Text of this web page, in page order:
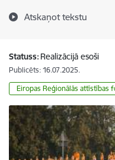
Atskaņot tekstu
Statuss: Realizācijā esoši
Publicēts: 16.07.2025.
Eiropas Reģionālās attīstības